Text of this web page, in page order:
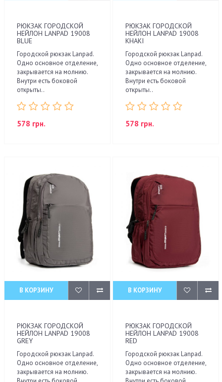
РЮКЗАК ГОРОДСКОЙ
НЕЙЛОН LANPAD 19008
BLUE
Городской рюкзак Lanpad.
Одно основное отделение,
закрывается на молнию.
Внутри есть боковой
открыты..
578 грн.
РЮКЗАК ГОРОДСКОЙ
НЕЙЛОН LANPAD 19008
KHAKI
Городской рюкзак Lanpad.
Одно основное отделение,
закрывается на молнию.
Внутри есть боковой
открыты..
578 грн.
В КОРЗИНУ
РЮКЗАК ГОРОДСКОЙ
НЕЙЛОН LANPAD 19008
GREY
Городской рюкзак Lanpad.
Одно основное отделение,
закрывается на молнию.
В КОРЗИНУ
РЮКЗАК ГОРОДСКОЙ
НЕЙЛОН LANPAD 19008
RED
Городской рюкзак Lanpad.
Одно основное отделение,
закрывается на молнию.